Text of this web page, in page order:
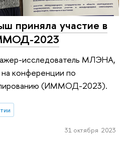
приняла участие в
2023
исследователь МЛЭНА,
конференции по
(ИММОД-2023).
31 октября 2023